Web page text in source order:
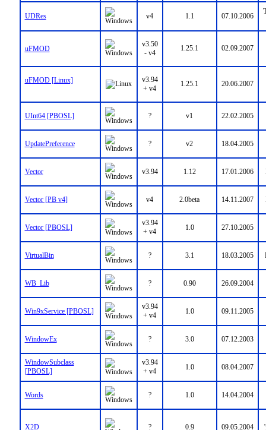
UDRes v4 1.1 07.10.2006
uFMOD
v3.50
- v4
1.25.1 02.09.2007
uFMOD [Linux]
v3.94
+ v4
1.25.1 20.06.2007
UInt64 [PBOSL] ? v1 22.02.2005
UpdatePreference ? v2 18.04.2005
Vector v3.94 1.12 17.01.2006
Vector [PB v4] v4 2.0beta 14.11.2007
Vector [PBOSL]
v3.94
+ v4
1.0 27.10.2005
VirtualBin ? 3.1 18.03.2005
WB_Lib ? 0.90 26.09.2004
Win9xService [PBOSL]
v3.94
+ v4
1.0 09.11.2005
WindowEx ? 3.0 07.12.2003
WindowSubclass
[PBOSL]
v3.94
+ v4
1.0 08.04.2007
Words ? 1.0 14.04.2004
X2D ? 0.9 09.05.2004